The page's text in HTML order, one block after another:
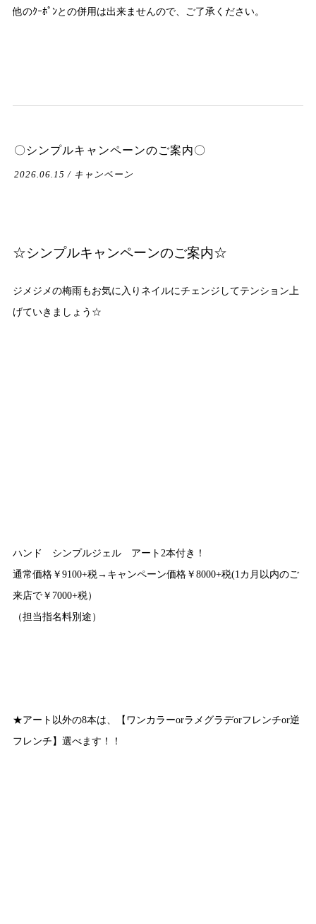
他のｸｰﾎﾟﾝとの併用は出来ませんので、ご了承ください。
〇シンプルキャンペーンのご案内〇
2026.06.15 / キャンペーン
☆シンプルキャンペーンのご案内☆
ジメジメの梅雨もお気に入りネイルにチェンジしてテンション上
げていきましょう☆
ハンド シンプルジェル アート2本付き！
通常価格￥9100+税→キャンペーン価格￥8000+税(1カ月以内のご
来店で￥7000+税）
（担当指名料別途）
★アート以外の8本は、【ワンカラーorラメグラデorフレンチor逆
フレンチ】選べます！！